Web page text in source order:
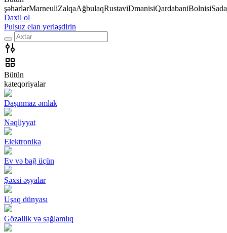
şəhərlərMarneuliZalqaAğbulaqRustaviDmanisiQardabaniBolnisi
Daxil ol
Pulsuz elan yerləşdirin
Bütün
kateqoriyalar
Daşınmaz əmlak
Nəqliyyat
Elektronika
Ev və bağ üçün
Şəxsi əşyalar
Uşaq dünyası
Gözəllik və sağlamlıq